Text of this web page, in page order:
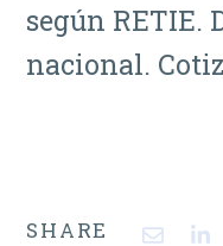
según RETIE.
nacional.
SHARE